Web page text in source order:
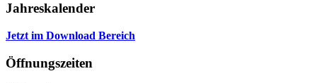
Jahreskalender
Jetzt im Download Bereich
Öffnungszeiten